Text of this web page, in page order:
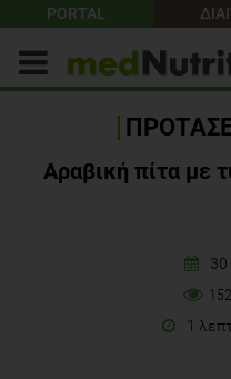
PORTAL
Αραβική πίτα με
30
1